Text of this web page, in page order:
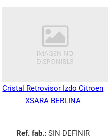
Cristal Retrovisor Izdo Citroen
XSARA BERLINA
Ref. fab.:SIN DEFINIR